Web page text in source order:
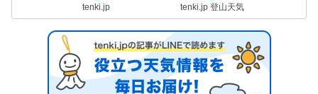
tenki.jp tenki.jp 登山天気